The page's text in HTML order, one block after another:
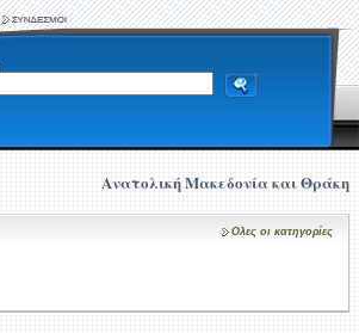
Ανατολική Μακεδονία και Θράκη
Ολες οι κατηγορίες